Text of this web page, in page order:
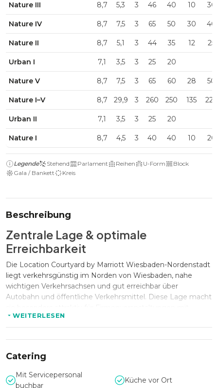
Nature III 8,7 5,3 3 46 40 10 30
Nature IV 8,7 7,5 3 65 50 30 40
Nature II 8,7 5,1 3 44 35 12 25
Urban I 7,1 3,5 3 25 20
Nature V 8,7 7,5 3 65 60 28 50
Nature I–V 8,7 29,9 3 260 250 135 220
Urban II 7,1 3,5 3 25 20
Nature I 8,7 4,5 3 40 40 10 20
Legende Stehend Parlament Reihen U-Form
Block
Gala / Bankett
Kreis
Beschreibung
Zentrale Lage & optimale
Erreichbarkeit
Die Location Courtyard by Marriott Wiesbaden-Nordenstadt
liegt verkehrsgünstig im Norden von Wiesbaden, nahe
wichtigen Verkehrsachsen und gut erreichbar über
Autobahn und öffentliche Verkehrsmittel. Diese Lage macht
regionalen wie überregionalen Gästen. Durch die Nähe zu
Flughafen, Industrie- und Geschäftsstandorten, Hotels und
gastronomischen Einrichtungen entsteht ein komfortables
Umfeld für Business-Events mit hohem Anspruch.
Kapazität & vielseitige
WEITERLESEN
Catering
Mit Servicepersonal
buchbar
Küche vor Ort